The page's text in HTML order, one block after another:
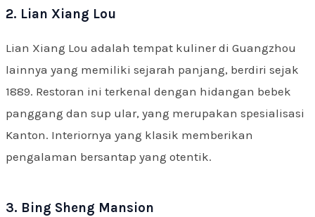
2. Lian Xiang Lou
Lian Xiang Lou adalah tempat kuliner di Guangzhou
lainnya yang memiliki sejarah panjang, berdiri sejak
1889. Restoran ini terkenal dengan hidangan bebek
panggang dan sup ular, yang merupakan spesialisasi
Kanton. Interiornya yang klasik memberikan
pengalaman bersantap yang otentik.
3. Bing Sheng Mansion